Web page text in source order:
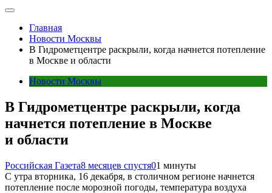
Главная
Новости Москвы
В Гидрометцентре раскрыли, когда начнется потепление
в Москве и области
Новости Москвы
В Гидрометцентре раскрыли, когда
начнется потепление в Москве
и области
Российская Газета8 месяцев спустя01 минуты
С утра вторника, 16 декабря, в столичном регионе начнется
потепление после морозной погоды, температура воздуха